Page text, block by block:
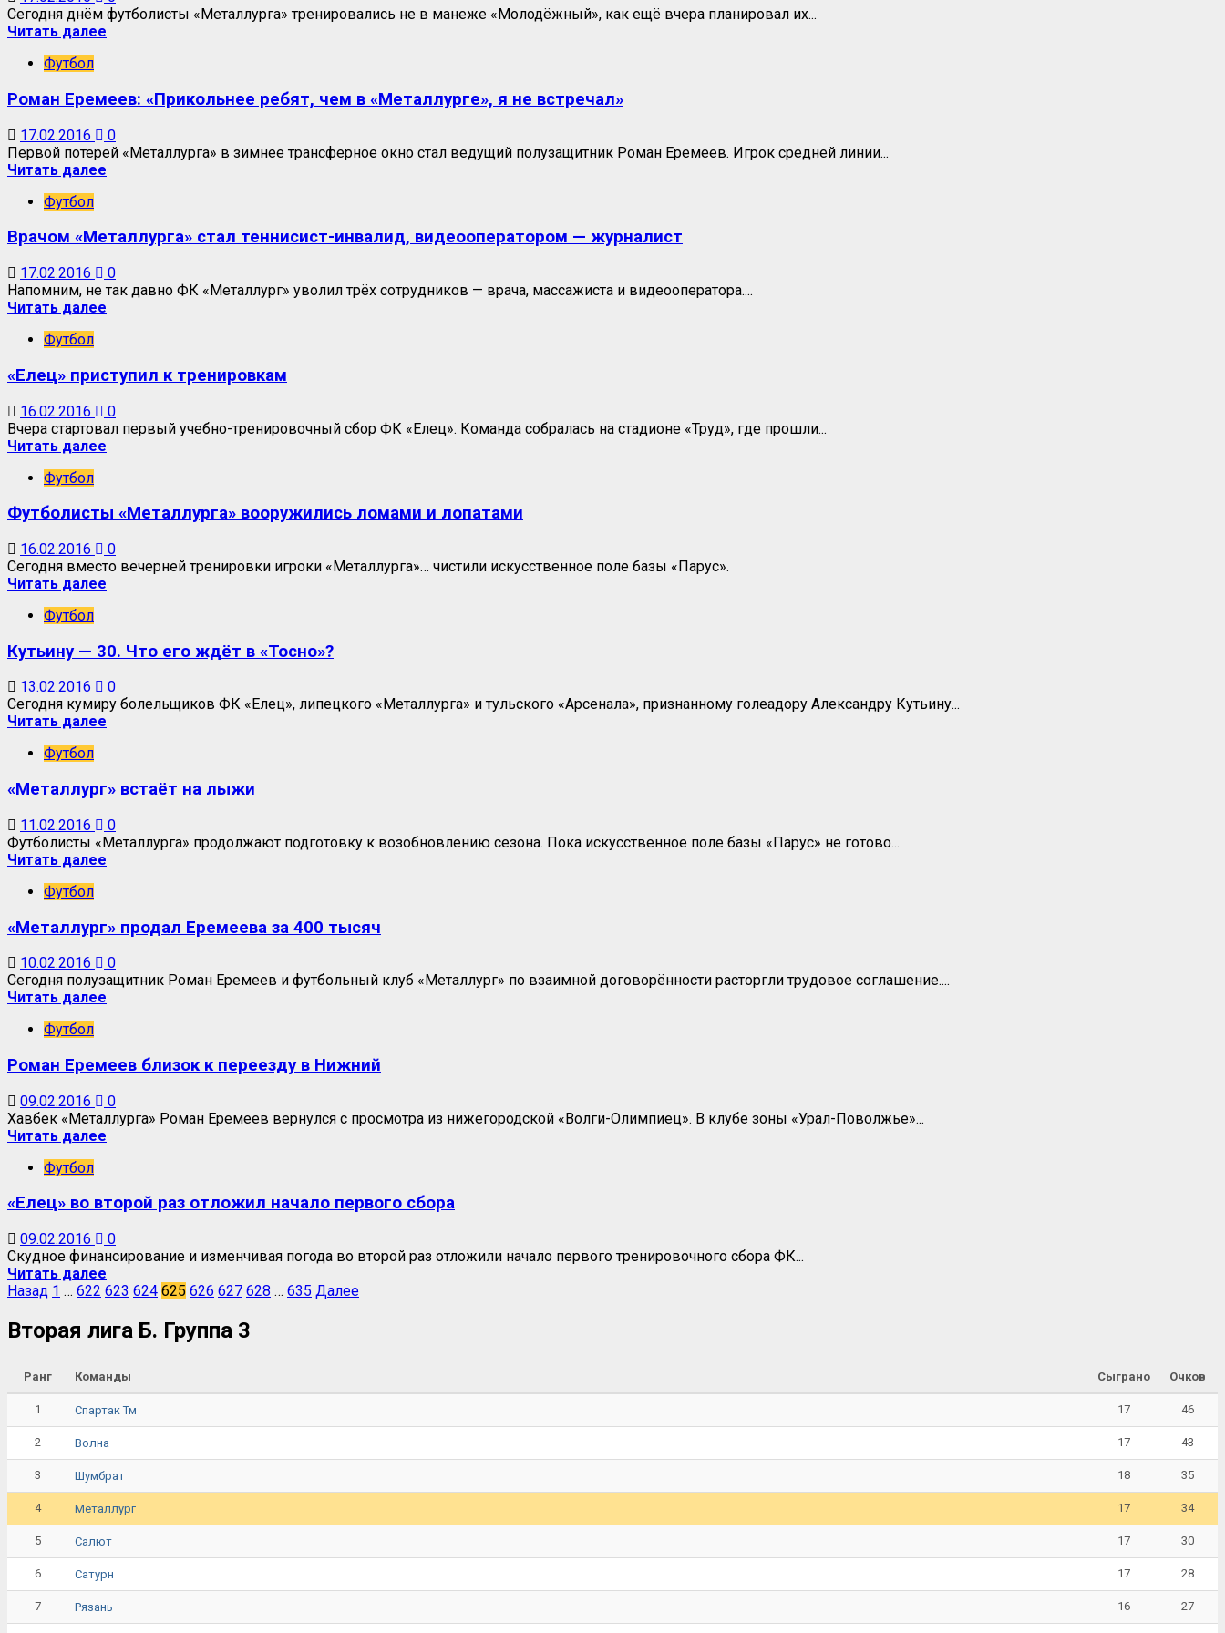
Сегодня днём футболисты «Металлурга» тренировались не в манеже «Молодёжный», как ещё вчера планировал их...
Читать далее
Футбол
Роман Еремеев: «Прикольнее ребят, чем в «Металлурге», я не встречал»
17.02.2016
0
Первой потерей «Металлурга» в зимнее трансферное окно стал ведущий полузащитник Роман Еремеев. Игрок средней линии...
Читать далее
Футбол
Врачом «Металлурга» стал теннисист-инвалид, видеооператором — журналист
17.02.2016
0
Напомним, не так давно ФК «Металлург» уволил трёх сотрудников — врача, массажиста и видеооператора....
Читать далее
Футбол
«Елец» приступил к тренировкам
16.02.2016
0
Вчера стартовал первый учебно-тренировочный сбор ФК «Елец». Команда собралась на стадионе «Труд», где прошли...
Читать далее
Футбол
Футболисты «Металлурга» вооружились ломами и лопатами
16.02.2016
0
Сегодня вместо вечерней тренировки игроки «Металлурга»… чистили искусственное поле базы «Парус».
Читать далее
Футбол
Кутьину — 30. Что его ждёт в «Тосно»?
13.02.2016
0
Сегодня кумиру болельщиков ФК «Елец», липецкого «Металлурга» и тульского «Арсенала», признанному голеадору Александру Кутьину...
Читать далее
Футбол
«Металлург» встаёт на лыжи
11.02.2016
0
Футболисты «Металлурга» продолжают подготовку к возобновлению сезона. Пока искусственное поле базы «Парус» не готово...
Читать далее
Футбол
«Металлург» продал Еремеева за 400 тысяч
10.02.2016
0
Сегодня полузащитник Роман Еремеев и футбольный клуб «Металлург» по взаимной договорённости расторгли трудовое соглашение....
Читать далее
Футбол
Роман Еремеев близок к переезду в Нижний
09.02.2016
0
Хавбек «Металлурга» Роман Еремеев вернулся с просмотра из нижегородской «Волги-Олимпиец». В клубе зоны «Урал-Поволжье»...
Читать далее
Футбол
«Елец» во второй раз отложил начало первого сбора
09.02.2016
0
Скудное финансирование и изменчивая погода во второй раз отложили начало первого тренировочного сбора ФК...
Читать далее
Назад 1 … 622 623 624 625 626 627 628 … 635 Далее
Вторая лига Б. Группа 3
Ранг Команды Сыграно Очков
1 Спартак Тм 17 46
2 Волна 17 43
3 Шумбрат 18 35
4 Металлург 17 34
5 Салют 17 30
6 Сатурн 17 28
7 Рязань 16 27